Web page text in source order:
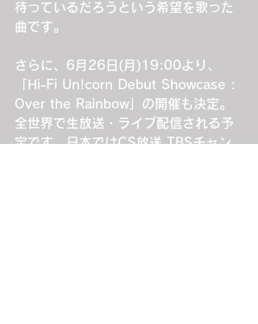
待っているだろうという希望を歌った
曲です。
さらに、6月26日(月)19:00より、
「Hi-Fi Un!corn Debut Showcase :
Over the Rainbow」の開催も決定。
全世界で生放送・ライブ配信される予
定です。日本ではCS放送 TBSチャン